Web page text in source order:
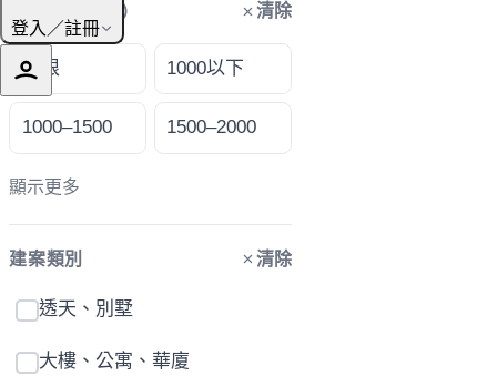
登入／註冊
購屋預算（萬） 清除
不限 1000以下
1000–1500 1500–2000
顯示更多
建案類別 清除
透天、別墅
大樓、公寓、華廈